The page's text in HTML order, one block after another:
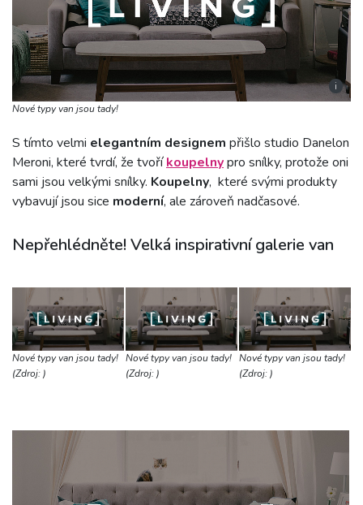
i
Nové typy van jsou tady!
S tímto velmi elegantním designem přišlo studio Danelon
Meroni, které tvrdí, že tvoříkoupelnypro snílky, protože oni
sami jsou velkými snílky. Koupelny, které svými produkty
vybavují jsou sice moderní, ale zároveň nadčasové.
Nepřehlédněte! Velká inspirativní galerie van
Nové typy van jsou tady!
(Zdroj: )
Nové typy van jsou tady!
(Zdroj: )
Nové typy van jsou tady!
(Zdroj: )